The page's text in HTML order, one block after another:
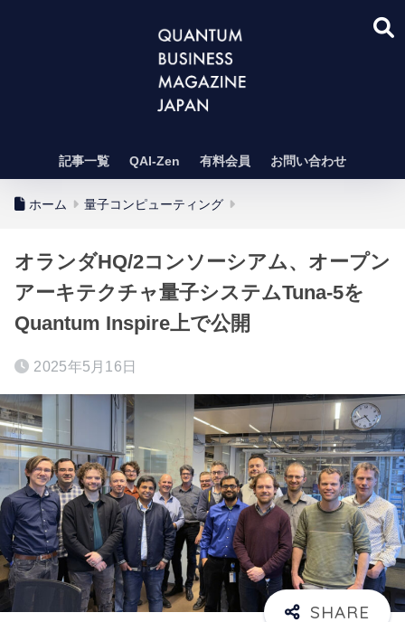
記事一覧 QAI-Zen 有料会員 お問い合わせ
ホーム 量子コンピューティング
オランダHQ/2コンソーシアム、オープン
アーキテクチャ量子システムTuna-5を
Quantum Inspire上で公開
2025年5月16日